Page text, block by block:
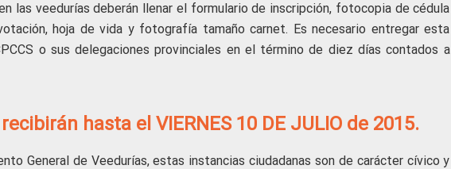
las veedurías deberán llenar el formulario de inscripción, fotocopia de cédula
hoja de vida y fotografía tamaño carnet. Es necesario entregar esta
o sus delegaciones provinciales en el término de diez días contados a
hasta el VIERNES 10 DE JULIO de 2015.
General de Veedurías, estas instancias ciudadanas son de carácter cívico y